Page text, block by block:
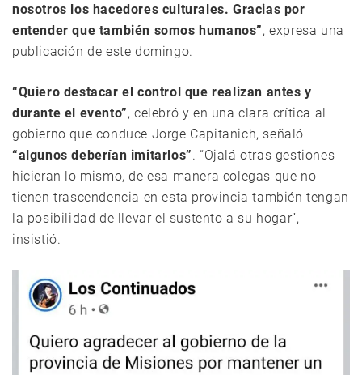
nosotros los hacedores culturales. Gracias por
entender que también somos humanos”, expresa una
publicación de este domingo.
“Quiero destacar el control que realizan antes y
durante el evento”, celebró y en una clara crítica al
gobierno que conduce Jorge Capitanich, señaló
“algunos deberían imitarlos”. “Ojalá otras gestiones
hicieran lo mismo, de esa manera colegas que no
tienen trascendencia en esta provincia también tengan
la posibilidad de llevar el sustento a su hogar”,
insistió.